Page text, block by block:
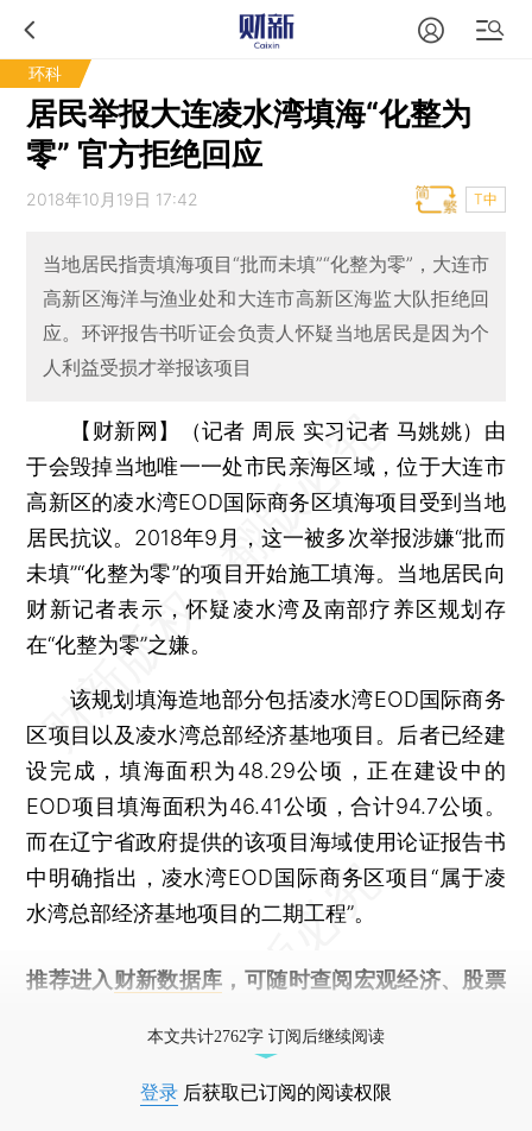
环科
居民举报大连凌水湾填海“化整为
零” 官方拒绝回应
2018年10月19日 17:42 T中
当地居民指责填海项目“批而未填”“化整为零”，大连市
高新区海洋与渔业处和大连市高新区海监大队拒绝回
应。环评报告书听证会负责人怀疑当地居民是因为个
人利益受损才举报该项目
【财新网】（记者 周辰 实习记者 马姚姚） 由
于会毁掉当地唯一一处市民亲海区域，位于大连市
高新区的凌水湾EOD国际商务区填海项目受到当地
居民抗议。2018年9月，这一被多次举报涉嫌“批而
未填”“化整为零”的项目开始施工填海。当地居民向
财新记者表示，怀疑凌水湾及南部疗养区规划存
在“化整为零”之嫌。
该规划填海造地部分包括凌水湾EOD国际商务
区项目以及凌水湾总部经济基地项目。后者已经建
设完成，填海面积为48.29公顷，正在建设中的
EOD项目填海面积为46.41公顷，合计94.7公顷。
而在辽宁省政府提供的该项目海域使用论证报告书
中明确指出，凌水湾EOD国际商务区项目“属于凌
水湾总部经济基地项目的二期工程”。
推荐进入 财新数据库 ，可随时查阅宏观经济、股票
本文共计2762字 订阅后继续阅读
登录 后获取已订阅的阅读权限